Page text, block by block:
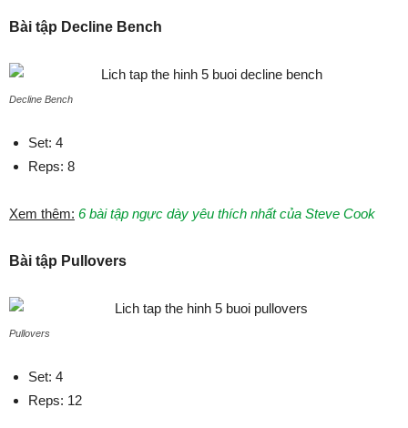
Bài tập Decline Bench
Decline Bench
Set: 4
Reps: 8
Xem thêm: 6 bài tập ngực dày yêu thích nhất của Steve Cook
Bài tập Pullovers
Pullovers
Set: 4
Reps: 12